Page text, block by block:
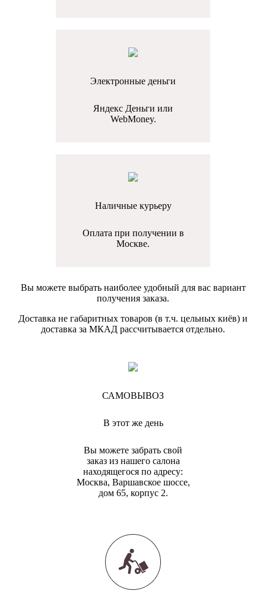
Электронные деньги
Яндекс Деньги или
WebMoney.
Наличные курьеру
Оплата при получении в
Москве.
Вы можете выбрать наиболее удобный для вас вариант
получения заказа.
Доставка не габаритных товаров (в т.ч. цельных киёв) и
доставка за МКАД рассчитывается отдельно.
САМОВЫВОЗ
В этот же день
Вы можете забрать свой
заказ из нашего салона
находящегося по адресу:
Москва, Варшавское шоссе,
дом 65, корпус 2.